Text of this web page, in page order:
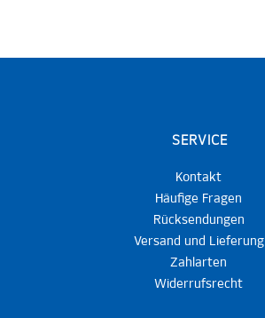
SERVICE
Kontakt
Häufige Fragen
Rücksendungen
Versand und Lieferung
Zahlarten
Widerrufsrecht